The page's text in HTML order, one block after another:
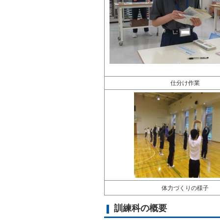
仕分け作業
体力づくりの様子
訓練科の概要